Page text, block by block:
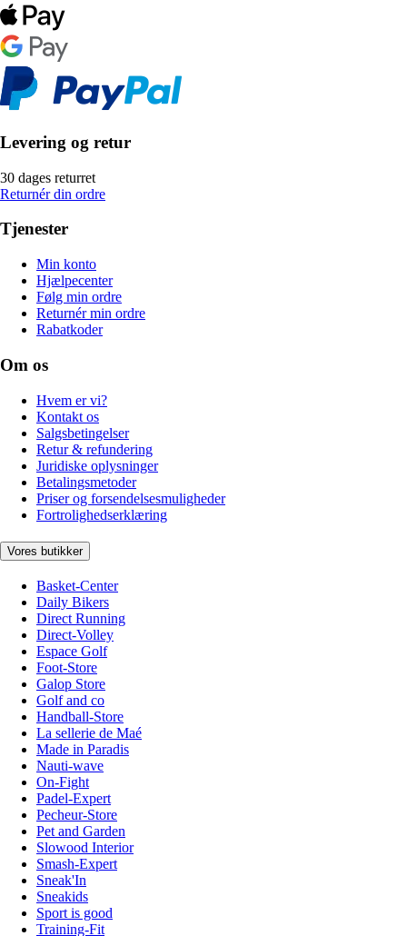
Levering og retur
30 dages returret
Returnér din ordre
Tjenester
Min konto
Hjælpecenter
Følg min ordre
Returnér min ordre
Rabatkoder
Om os
Hvem er vi?
Kontakt os
Salgsbetingelser
Retur & refundering
Juridiske oplysninger
Betalingsmetoder
Priser og forsendelsesmuligheder
Fortrolighedserklæring
Vores butikker
Basket-Center
Daily Bikers
Direct Running
Direct-Volley
Espace Golf
Foot-Store
Galop Store
Golf and co
Handball-Store
La sellerie de Maé
Made in Paradis
Nauti-wave
On-Fight
Padel-Expert
Pecheur-Store
Pet and Garden
Slowood Interior
Smash-Expert
Sneak'In
Sneakids
Sport is good
Training-Fit